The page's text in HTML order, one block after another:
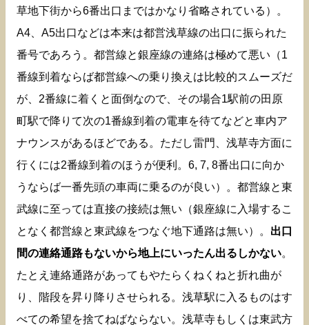
草地下街から6番出口まではかなり省略されている）。
A4、A5出口などは本来は都営浅草線の出口に振られた
番号であろう。都営線と銀座線の連絡は極めて悪い（1
番線到着ならば都営線への乗り換えは比較的スムーズだ
が、2番線に着くと面倒なので、その場合1駅前の田原
町駅で降りて次の1番線到着の電車を待てなどと車内ア
ナウンスがあるほどである。ただし雷門、浅草寺方面に
行くには2番線到着のほうが便利。6, 7, 8番出口に向か
うならば一番先頭の車両に乗るのが良い）。都営線と東
武線に至っては直接の接続は無い（銀座線に入場するこ
となく都営線と東武線をつなぐ地下通路は無い）。 出口
間の連絡通路もないから地上にいったん出るしかない。
たとえ連絡通路があってもやたらくねくねと折れ曲が
り、階段を昇り降りさせられる。浅草駅に入るものはす
べての希望を捨てねばならない。浅草寺もしくは東武方